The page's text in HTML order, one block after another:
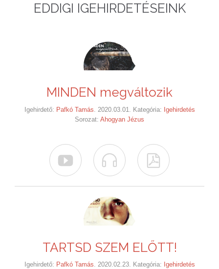
EDDIGI IGEHIRDETÉSEINK
MINDEN megváltozik
Igehirdető: Pafkó Tamás . 2020.03.01. Kategória: Igehirdetés
Sorozat: Ahogyan Jézus
  
TARTSD SZEM ELŐTT!
Igehirdető: Pafkó Tamás . 2020.02.23. Kategória: Igehirdetés